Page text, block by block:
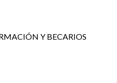
Y BECARIOS